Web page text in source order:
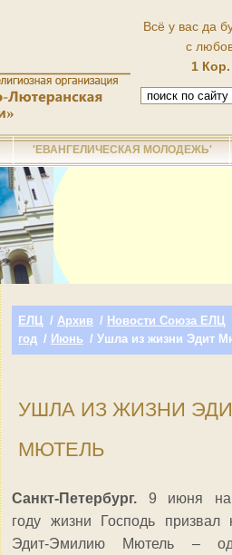
Всё у вас да
с
1
'ЕВАНГЕЛИЧЕСКАЯ МОЛОДЕЖЬ'
ЕЛЦ / Архив / Новости Союза ЕЛЦ
год / Июнь / Ушла из жизни Эдит
УШЛА ИЗ ЖИЗНИ
МЮТЕЛЬ
Санкт-Петербург. 9 июня на
году жизни Господь призвал
Эдит-Эмилию Мютель –